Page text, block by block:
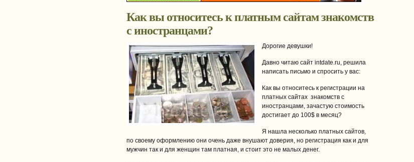
Как вы относитесь к платным сайтам знакомств
с иностранцами?
Дорогие девушки!
Давно читаю сайт intdate.ru, решила
написать письмо и спросить у вас:
Как вы относитесь к регистрации на
платных сайтах знакомств с
иностранцами, зачастую стоимость
достигает до 100$ в месяц?
Я нашла несколько платных сайтов,
по своему оформлению они очень даже внушают доверия, но регистрация как и для
мужчин так и для женщин там платная, и стоит это не малых денег.